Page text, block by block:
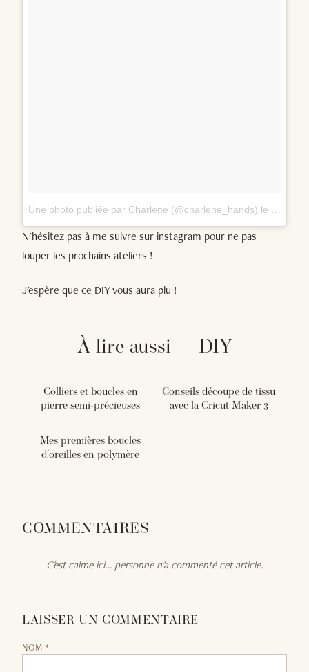
Une photo publiée par Charlène (@charlene_hands) le 7 Déc. 2016 à 0h40 PST
N'hésitez pas à me suivre sur instagram pour ne pas
louper les prochains ateliers !
J'espère que ce DIY vous aura plu !
À lire aussi — DIY
Colliers et boucles en
pierre semi-précieuses
Conseils découpe de tissu
avec la Cricut Maker 3
Mes premières boucles
d'oreilles en polymère
COMMENTAIRES
C'est calme ici… personne n'a commenté cet article.
LAISSER UN COMMENTAIRE
NOM *